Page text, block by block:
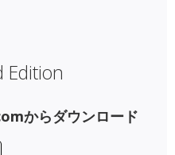
Edition
からダウンロード